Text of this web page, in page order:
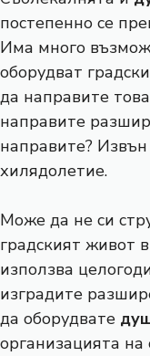
постепенно се
Има много
оборудват
да направите
направите
направите?
хилядолетие.
Може да не си
градският живот в
използва
изградите
да оборудвате
организацията